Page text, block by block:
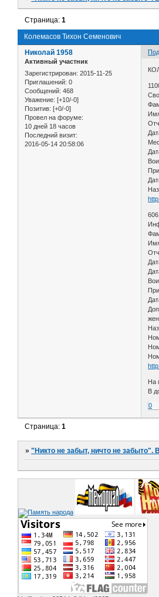
Колемасов Тихон Семенович
Страница:1
Николай 1958
Активный участник
Зарегистрирован: 2015-11-25
Приглашений: 0
Сообщений: 468
Уважение: [+10/-0]
Позитив: [+0/-0]
Провел на форуме:
10 дней 18 часов
Последний визит:
2016-05-14 20:58:06
На
В
0
Страница:1
»"Никто не забыт, ничто не забыто".